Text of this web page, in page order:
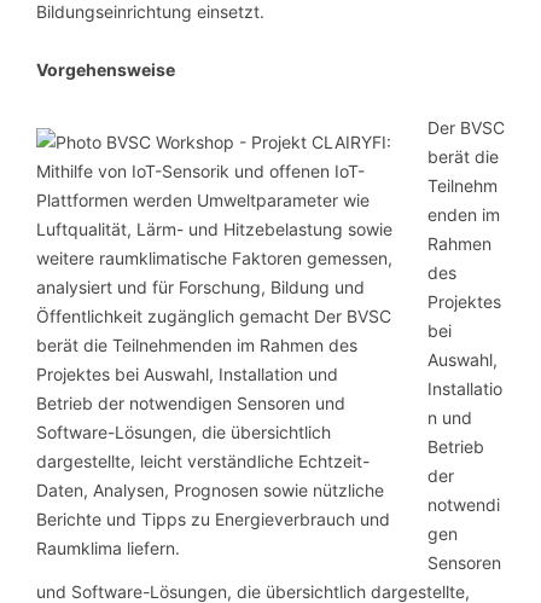
Bildungseinrichtung einsetzt.
Vorgehensweise
Der BVSC
berät die
Teilnehm
enden im
Rahmen
des
Projektes
bei
Auswahl,
Installatio
n und
Betrieb
der
notwendi
gen
Sensoren
und Software-Lösungen, die übersichtlich dargestellte,